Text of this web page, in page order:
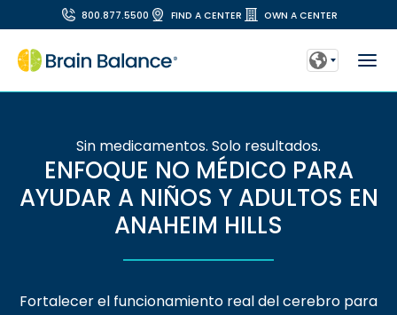
800.877.5500 FIND A CENTER OWN A CENTER
Sin medicamentos. Solo resultados.
ENFOQUE NO MÉDICO PARA
AYUDAR A NIÑOS Y ADULTOS EN
ANAHEIM HILLS
Fortalecer el funcionamiento real del cerebro para